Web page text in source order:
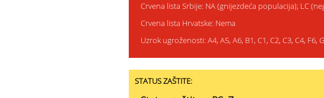
Crvena lista Srbije: NA (gnijezdeća populacija); LC
Crvena lista Hrvatske: Nema
Uzrok ugroženosti: A4, A5, A6, B1, C1, C2, C3, C4, F6,
STATUS ZAŠTITE: